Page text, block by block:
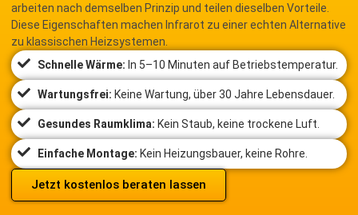
arbeiten nach demselben Prinzip und teilen dieselben Vorteile.
Diese Eigenschaften machen Infrarot zu einer echten Alternative
zu klassischen Heizsystemen.
Schnelle Wärme: In 5–10 Minuten auf Betriebstemperatur.
Wartungsfrei: Keine Wartung, über 30 Jahre Lebensdauer.
Gesundes Raumklima: Kein Staub, keine trockene Luft.
Einfache Montage: Kein Heizungsbauer, keine Rohre.
Jetzt kostenlos beraten lassen